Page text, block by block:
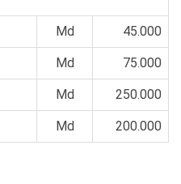
Md 45.000
Md 75.000
Md 250.000
Md 200.000